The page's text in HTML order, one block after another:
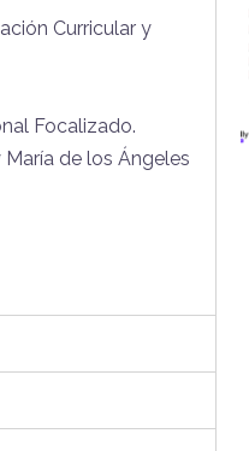
Curricular y
Focalizado.
de los Ángeles